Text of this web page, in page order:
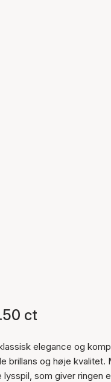
ct
elegance og
brillans og høje
lysspil, som giver